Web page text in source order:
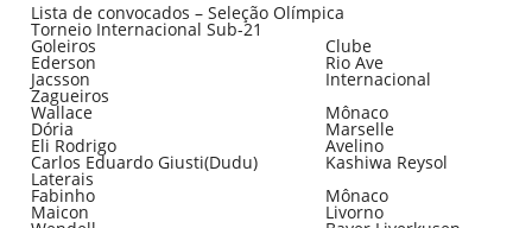
Lista de convocados – Seleção Olímpica
Torneio Internacional Sub-21
Goleiros Clube
Ederson Rio Ave
Jacsson Internacional
Zagueiros
Wallace Mônaco
Dória Marselle
Eli Rodrigo Avelino
Carlos Eduardo Giusti(Dudu) Kashiwa Reysol
Laterais
Fabinho Mônaco
Maicon Livorno